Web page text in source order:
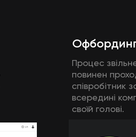
Процес
повинен
співробітник
всередині
своїй голові.